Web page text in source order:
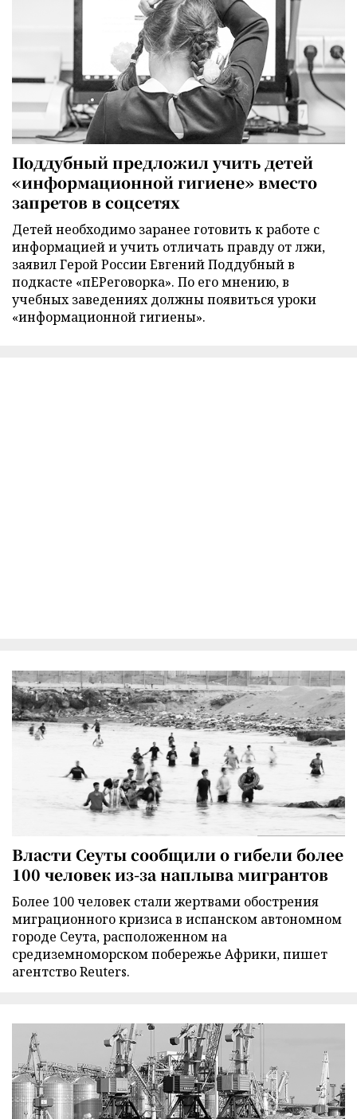
Поддубный предложил учить детей
«информационной гигиене» вместо
запретов в соцсетях
Детей необходимо заранее готовить к работе с
информацией и учить отличать правду от лжи,
заявил Герой России Евгений Поддубный в
подкасте «пЕРеговорка». По его мнению, в
учебных заведениях должны появиться уроки
«информационной гигиены».
Власти Сеуты сообщили о гибели более
100 человек из-за наплыва мигрантов
Более 100 человек стали жертвами обострения
миграционного кризиса в испанском автономном
городе Сеута, расположенном на
средиземноморском побережье Африки, пишет
агентство Reuters.